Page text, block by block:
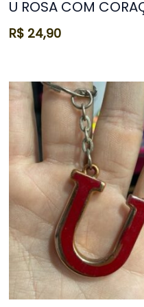
U ROSA COM
R$24,90